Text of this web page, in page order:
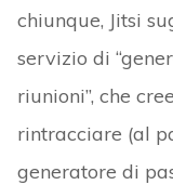
chiunque, Jitsi
servizio di
riunioni”, che
rintracciare (al
generatore di